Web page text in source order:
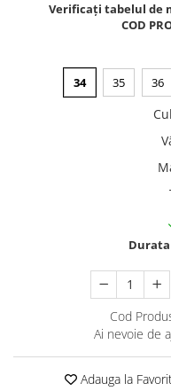
Verificați tabelul de
COD
34 35 36
Cod
Ai nevoie de
Adauga la